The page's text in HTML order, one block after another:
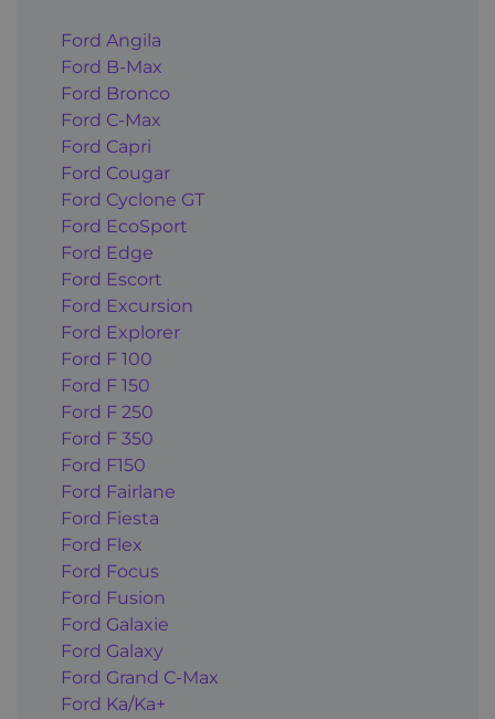
Ford Angila
Ford B-Max
Ford Bronco
Ford C-Max
Ford Capri
Ford Cougar
Ford Cyclone GT
Ford EcoSport
Ford Edge
Ford Escort
Ford Excursion
Ford Explorer
Ford F 100
Ford F 150
Ford F 250
Ford F 350
Ford F150
Ford Fairlane
Ford Fiesta
Ford Flex
Ford Focus
Ford Fusion
Ford Galaxie
Ford Galaxy
Ford Grand C-Max
Ford Ka/Ka+